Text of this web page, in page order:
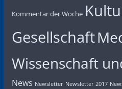
Kommentar der Woche
Gesellschaft
Wissenschaft
News Newsletter Newsletter 2017